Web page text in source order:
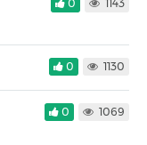
0 1143
0 1130
0 1069